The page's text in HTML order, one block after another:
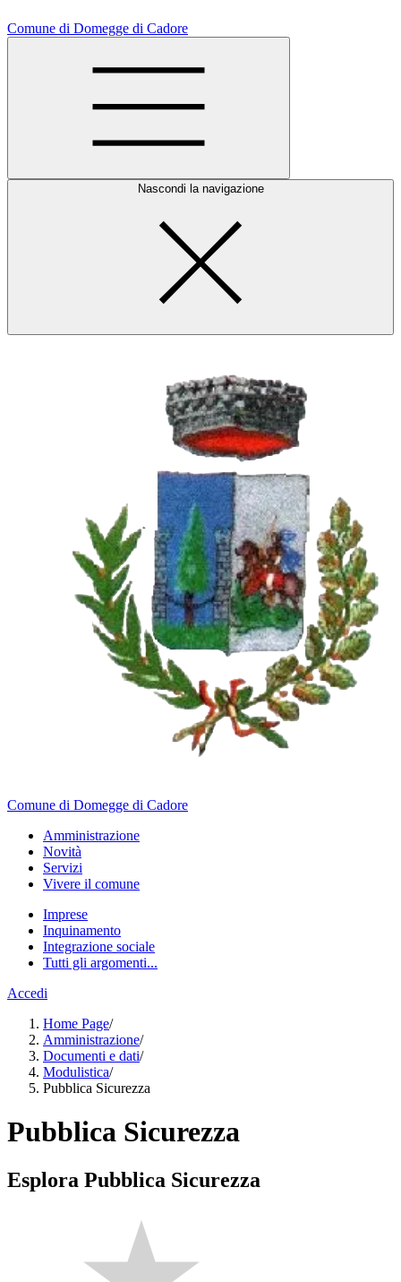
Comune di Domegge di Cadore
Nascondi la navigazione
Comune di Domegge di Cadore
Amministrazione
Novità
Servizi
Vivere il comune
Imprese
Inquinamento
Integrazione sociale
Tutti gli argomenti...
Accedi
Home Page/
Amministrazione/
Documenti e dati/
Modulistica/
Pubblica Sicurezza
Pubblica Sicurezza
Esplora Pubblica Sicurezza